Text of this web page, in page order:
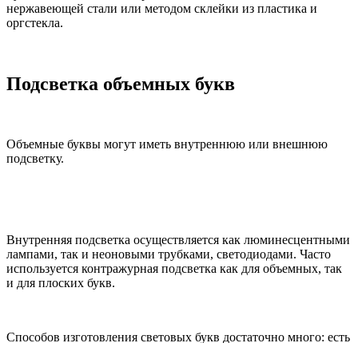
нержавеющей стали или методом склейки из пластика и
оргстекла.
Подсветка объемных букв
Объемные буквы могут иметь внутреннюю или внешнюю
подсветку.
Внутренняя подсветка осуществляется как люминесцентными
лампами, так и неоновыми трубками, светодиодами. Часто
используется контражурная подсветка как для объемных, так
и для плоских букв.
Способов изготовления световых букв достаточно много: есть